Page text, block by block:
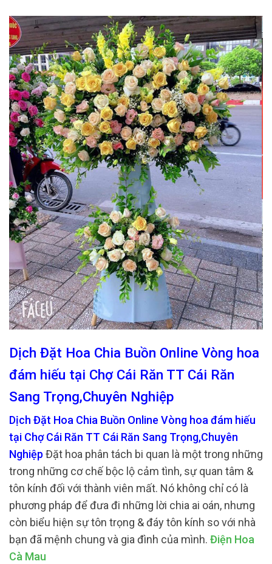
Dịch Đặt Hoa Chia Buồn Online Vòng hoa
đám hiếu tại Chợ Cái Răn TT Cái Răn
Sang Trọng,Chuyên Nghiệp
Dịch Đặt Hoa Chia Buồn Online Vòng hoa đám hiếu
tại Chợ Cái Răn TT Cái Răn Sang Trọng,Chuyên
Nghiệp Đặt hoa phân tách bi quan là một trong những
trong những cơ chế bộc lộ cảm tình, sự quan tâm &
tôn kính đối với thành viên mất. Nó không chỉ có là
phương pháp để đưa đi những lời chia ai oán, nhưng
còn biểu hiện sự tôn trọng & đáy tôn kính so với nhà
bạn đã mệnh chung và gia đình của mình. Điện Hoa
Cà Mau